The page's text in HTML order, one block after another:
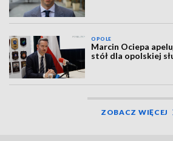
OPOLE
Marcin Ociepa
stół dla opolskiej
ZOBACZ WIĘCEJ